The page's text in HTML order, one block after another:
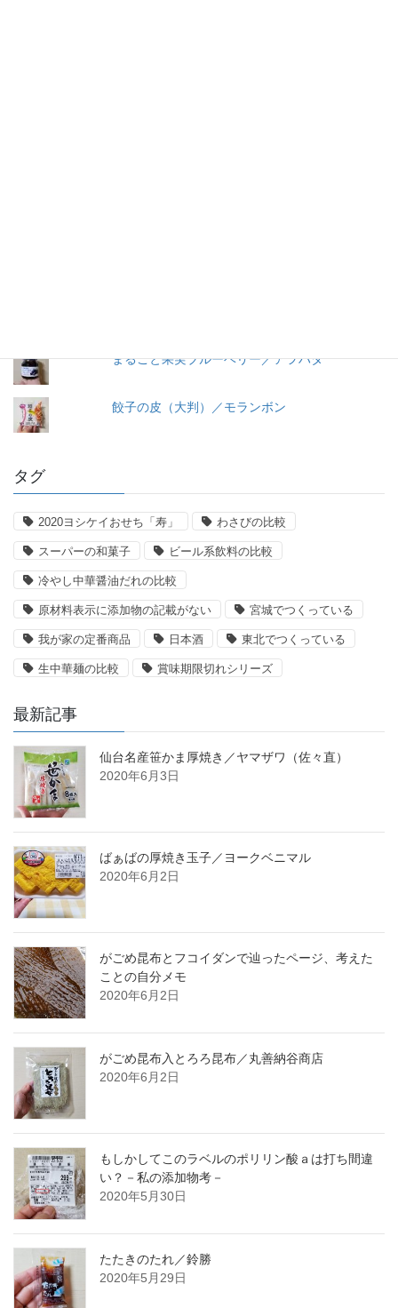
まるごと果実ブルーベリー／アヲハタ
餃子の皮（大判）／モランボン
タグ
2020ヨシケイおせち「寿」 わさびの比較
スーパーの和菓子 ビール系飲料の比較
冷やし中華醤油だれの比較
原材料表示に添加物の記載がない 宮城でつくっている
我が家の定番商品 日本酒 東北でつくっている
生中華麺の比較 賞味期限切れシリーズ
最新記事
仙台名産笹かま厚焼き／ヤマザワ（佐々直）
2020年6月3日
ばぁばの厚焼き玉子／ヨークベニマル
2020年6月2日
がごめ昆布とフコイダンで辿ったページ、考えた
ことの自分メモ
2020年6月2日
がごめ昆布入とろろ昆布／丸善納谷商店
2020年6月2日
もしかしてこのラベルのポリリン酸ａは打ち間違
い？－私の添加物考－
2020年5月30日
たたきのたれ／鈴勝
2020年5月29日